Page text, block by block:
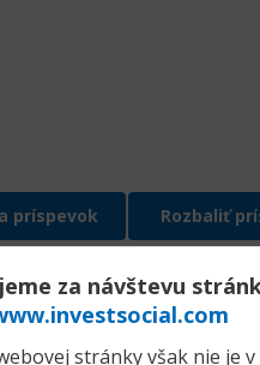
za návštevu
stránky však nie je v
príspevok Rozbaliť